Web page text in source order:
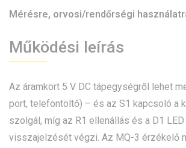
Mérésre, orvosi/rendőrségi
Működési leírás
Az áramkört 5 V DC tápegységről lehet
port, telefontöltő) – és az S1 kapcsoló a
szolgál, míg az R1 ellenállás és a D1
visszajelzését végzi. Az MQ-3 érzékelő